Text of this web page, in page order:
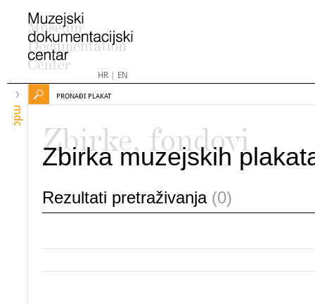
HR| EN
mdc
PRONAĐI PLAKAT
Zbirke, fondovi
Zbirka muzejskih
Rezultati pretraživanja (0)